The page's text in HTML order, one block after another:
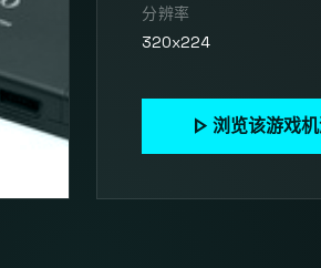
分辨率
320x224
play_arrow 浏览该游戏